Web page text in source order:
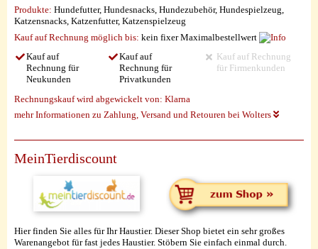
Produkte: Hundefutter, Hundesnacks, Hundezubehör, Hundespielzeug,
Katzensnacks, Katzenfutter, Katzenspielzeug
Kauf auf Rechnung möglich bis: kein fixer Maximalbestellwert
Kauf auf
Rechnung für
Neukunden
Kauf auf
Rechnung für
Privatkunden
Kauf auf Rechnung
für Firmenkunden
Rechnungskauf wird abgewickelt von: Klarna
mehr Informationen zu Zahlung, Versand und Retouren bei Wolters
MeinTierdiscount
Hier finden Sie alles für Ihr Haustier. Dieser Shop bietet ein sehr großes
Warenangebot für fast jedes Haustier. Stöbern Sie einfach einmal durch.